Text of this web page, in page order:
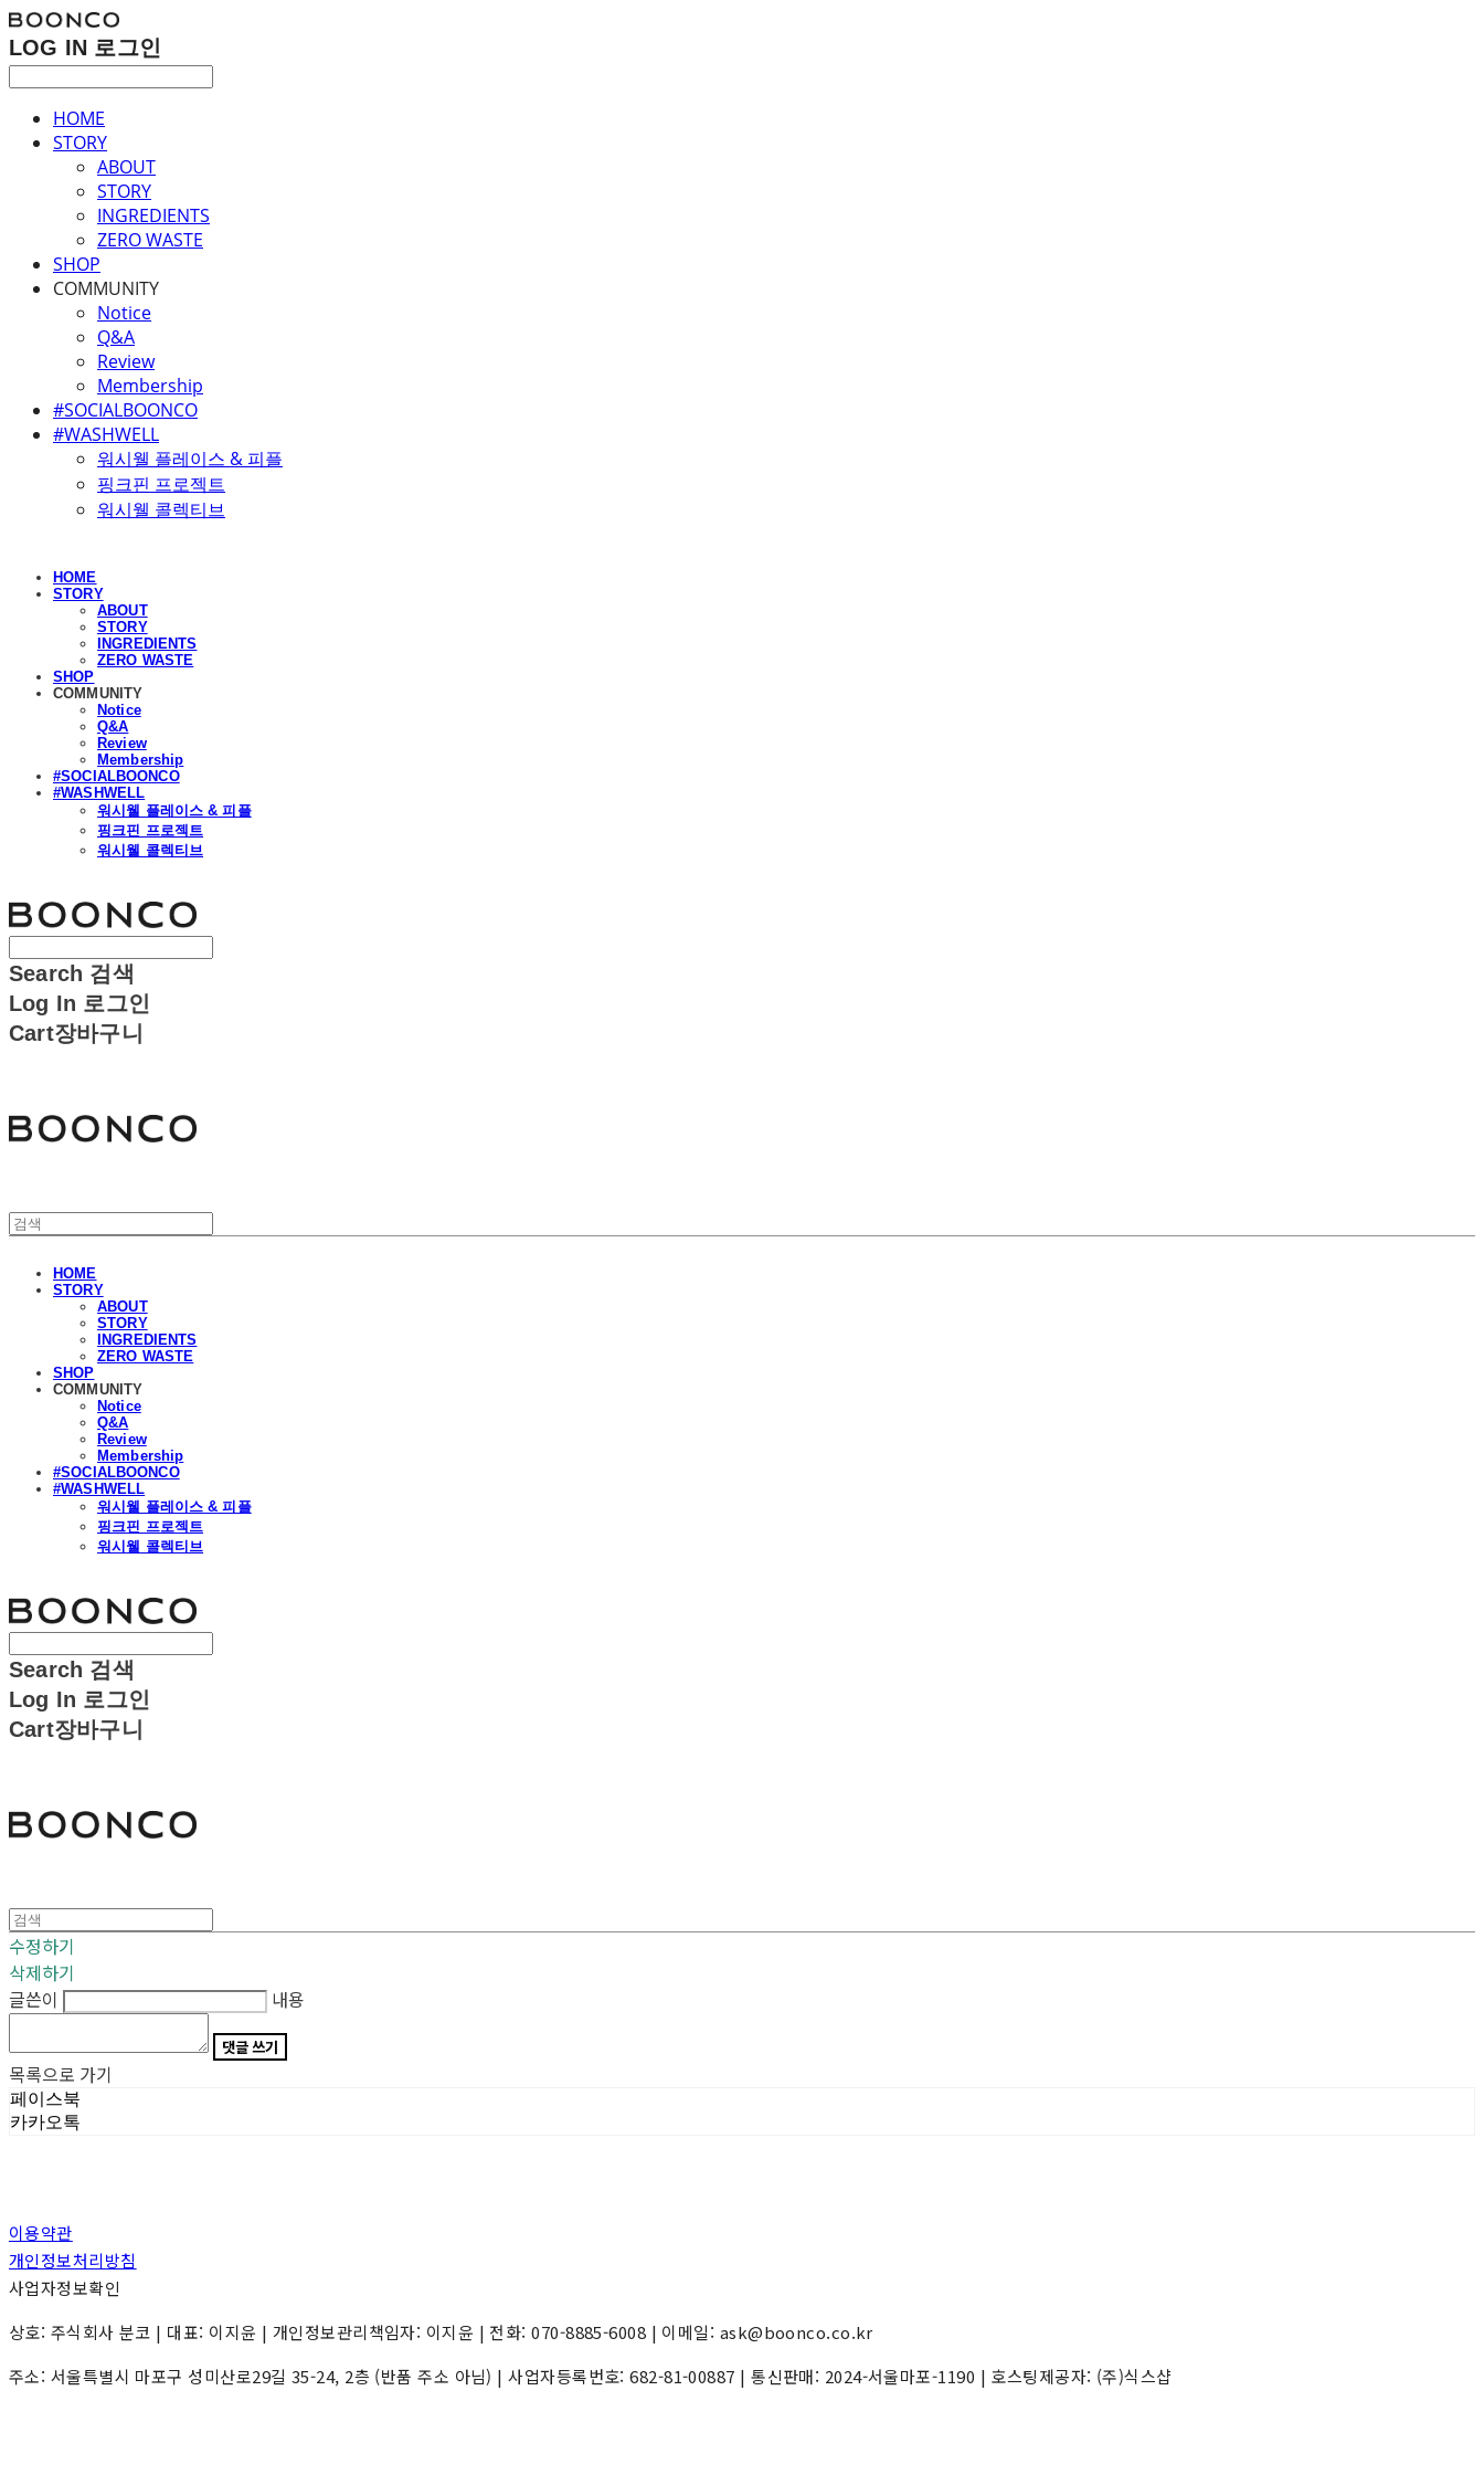
LOG IN 로그인
HOME
STORY
ABOUT
STORY
INGREDIENTS
ZERO WASTE
SHOP
COMMUNITY
Notice
Q&A
Review
Membership
#SOCIALBOONCO
#WASHWELL
워시웰 플레이스 & 피플
핑크핀 프로젝트
워시웰 콜렉티브
HOME
STORY
ABOUT
STORY
INGREDIENTS
ZERO WASTE
SHOP
COMMUNITY
Notice
Q&A
Review
Membership
#SOCIALBOONCO
#WASHWELL
워시웰 플레이스 & 피플
핑크핀 프로젝트
워시웰 콜렉티브
Search 검색
Log In 로그인
Cart장바구니
HOME
STORY
ABOUT
STORY
INGREDIENTS
ZERO WASTE
SHOP
COMMUNITY
Notice
Q&A
Review
Membership
#SOCIALBOONCO
#WASHWELL
워시웰 플레이스 & 피플
핑크핀 프로젝트
워시웰 콜렉티브
Search 검색
Log In 로그인
Cart장바구니
수정하기
삭제하기
글쓴이
내용
댓글 쓰기
목록으로 가기
페이스북
카카오톡
이용약관
개인정보처리방침
사업자정보확인
상호: 주식회사 분코 | 대표: 이지윤 | 개인정보관리책임자: 이지윤 | 전화: 070-8885-6008 | 이메일: ask@boonco.co.kr
주소: 서울특별시 마포구 성미산로29길 35-24, 2층 (반품 주소 아님) | 사업자등록번호:682-81-00887 | 통신판매: 2024-서울마포-1190 | 호스팅제공자: (주)식스샵